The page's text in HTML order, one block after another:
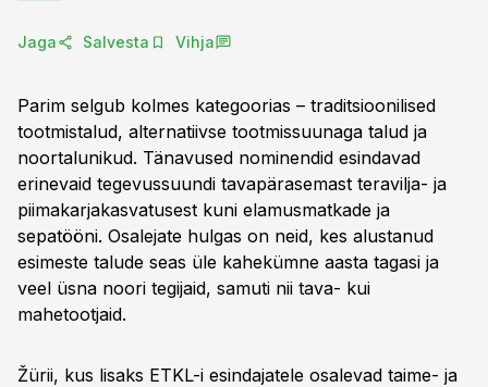
Jaga Salvesta Vihja
Parim selgub kolmes kategoorias – traditsioonilised
tootmistalud, alternatiivse tootmissuunaga talud ja
noortalunikud. Tänavused nominendid esindavad
erinevaid tegevussuundi tavapärasemast teravilja- ja
piimakarjakasvatusest kuni elamusmatkade ja
sepatööni. Osalejate hulgas on neid, kes alustanud
esimeste talude seas üle kahekümne aasta tagasi ja
veel üsna noori tegijaid, samuti nii tava- kui
mahetootjaid.
Žürii, kus lisaks ETKL-i esindajatele osalevad taime- ja